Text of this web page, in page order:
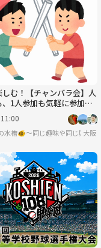
む！【チャンバラ会】人
、1人参加も気軽に参加し
水槽🐠〜同じ趣味や同じ興味で
大阪